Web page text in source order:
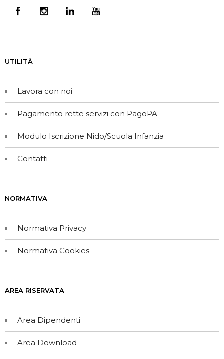
UTILITÀ
Lavora con noi
Pagamento rette servizi con PagoPA
Modulo Iscrizione Nido/Scuola Infanzia
Contatti
NORMATIVA
Normativa Privacy
Normativa Cookies
AREA RISERVATA
Area Dipendenti
Area Download